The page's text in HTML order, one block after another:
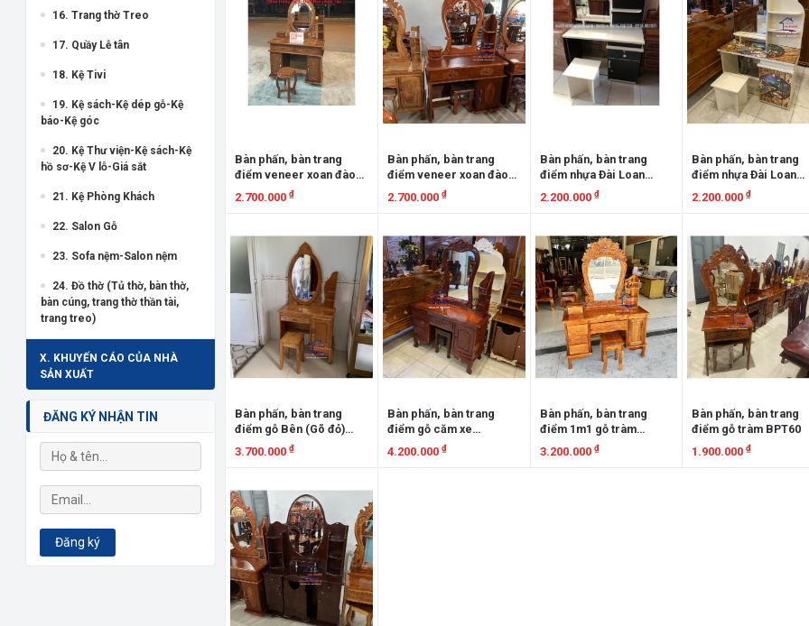
16. Trang thờ Treo
17. Quầy Lễ tân
18. Kệ Tivi
19. Kệ sách-Kệ dép gỗ-Kệ
báo-Kệ góc
20. Kệ Thư viện-Kệ sách-Kệ
hồ sơ-Kệ V lỗ-Giá sắt
21. Kệ Phòng Khách
22. Salon Gỗ
23. Sofa nệm-Salon nệm
24. Đồ thờ (Tủ thờ, bàn thờ,
bàn cúng, trang thờ thần tài,
trang treo)
X. KHUYẾN CÁO CỦA NHÀ
SẢN XUẤT
ĐĂNG KÝ NHẬN TIN
Đăng ký
Bàn phấn, bàn trang
điểm veneer xoan đào
1m BPXĐ1MOV
2.700.000 ₫
Bàn phấn, bàn trang
điểm veneer xoan đào
1m BPXĐ1M
2.700.000 ₫
Bàn phấn, bàn trang
điểm nhựa Đài Loan
2.200.000 ₫
Bàn phấn, bàn trang
điểm nhựa Đài Loan
BPNĐL1M3D
2.200.000₫
Bàn phấn, bàn trang
điểm gỗ Bên (Gõ đỏ)
BPB80
3.700.000 ₫
Bàn phấn, bàn trang
điểm gỗ căm xe
BPCX110
4.200.000 ₫
Bàn phấn, bàn trang
điểm 1m1 gỗ tràm
BPT110
3.200.000 ₫
Bàn phấn, bàn trang
điểm gỗ tràm BPT60
1.900.000₫